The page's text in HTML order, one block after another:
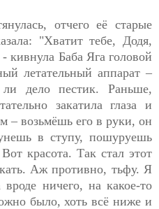
отчего её старые
"Хватит тебе, Додя,
кивнула Баба Яга головой
летательный аппарат –
дело пестик. Раньше,
закатила глаза и
– возьмёшь его в руки, он
в ступу, пошуруешь
красота. Так стал этот
Аж противно, тьфу. Я
ничего, на какое-то
было, хоть всё ниже и